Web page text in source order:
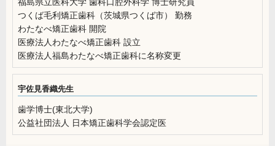
つくば毛利矯正歯科（茨城県つくば市） 勤務
わたなべ矯正歯科 開院
医療法人わたなべ矯正歯科 設立
医療法人福島わたなべ矯正歯科に名称変更
宇佐見香織先生
歯学博士(東北大学)
公益社団法人 日本矯正歯科学会認定医